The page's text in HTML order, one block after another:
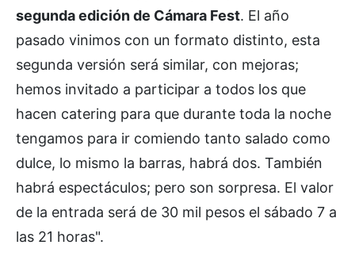
segunda edición de Cámara Fest. El año
pasado vinimos con un formato distinto, esta
segunda versión será similar, con mejoras;
hemos invitado a participar a todos los que
hacen catering para que durante toda la noche
tengamos para ir comiendo tanto salado como
dulce, lo mismo la barras, habrá dos. También
habrá espectáculos; pero son sorpresa. El valor
de la entrada será de 30 mil pesos el sábado 7 a
las 21 horas".